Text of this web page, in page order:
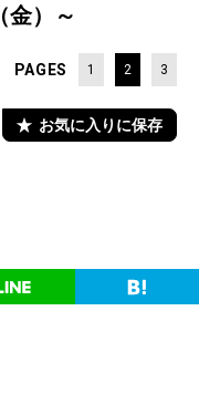
金）～
PAGES 1 2 3
お気に入りに保存